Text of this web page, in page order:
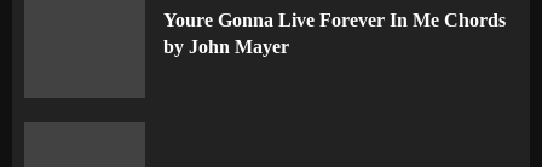
Youre Gonna Live Forever In Me Chords
by John Mayer